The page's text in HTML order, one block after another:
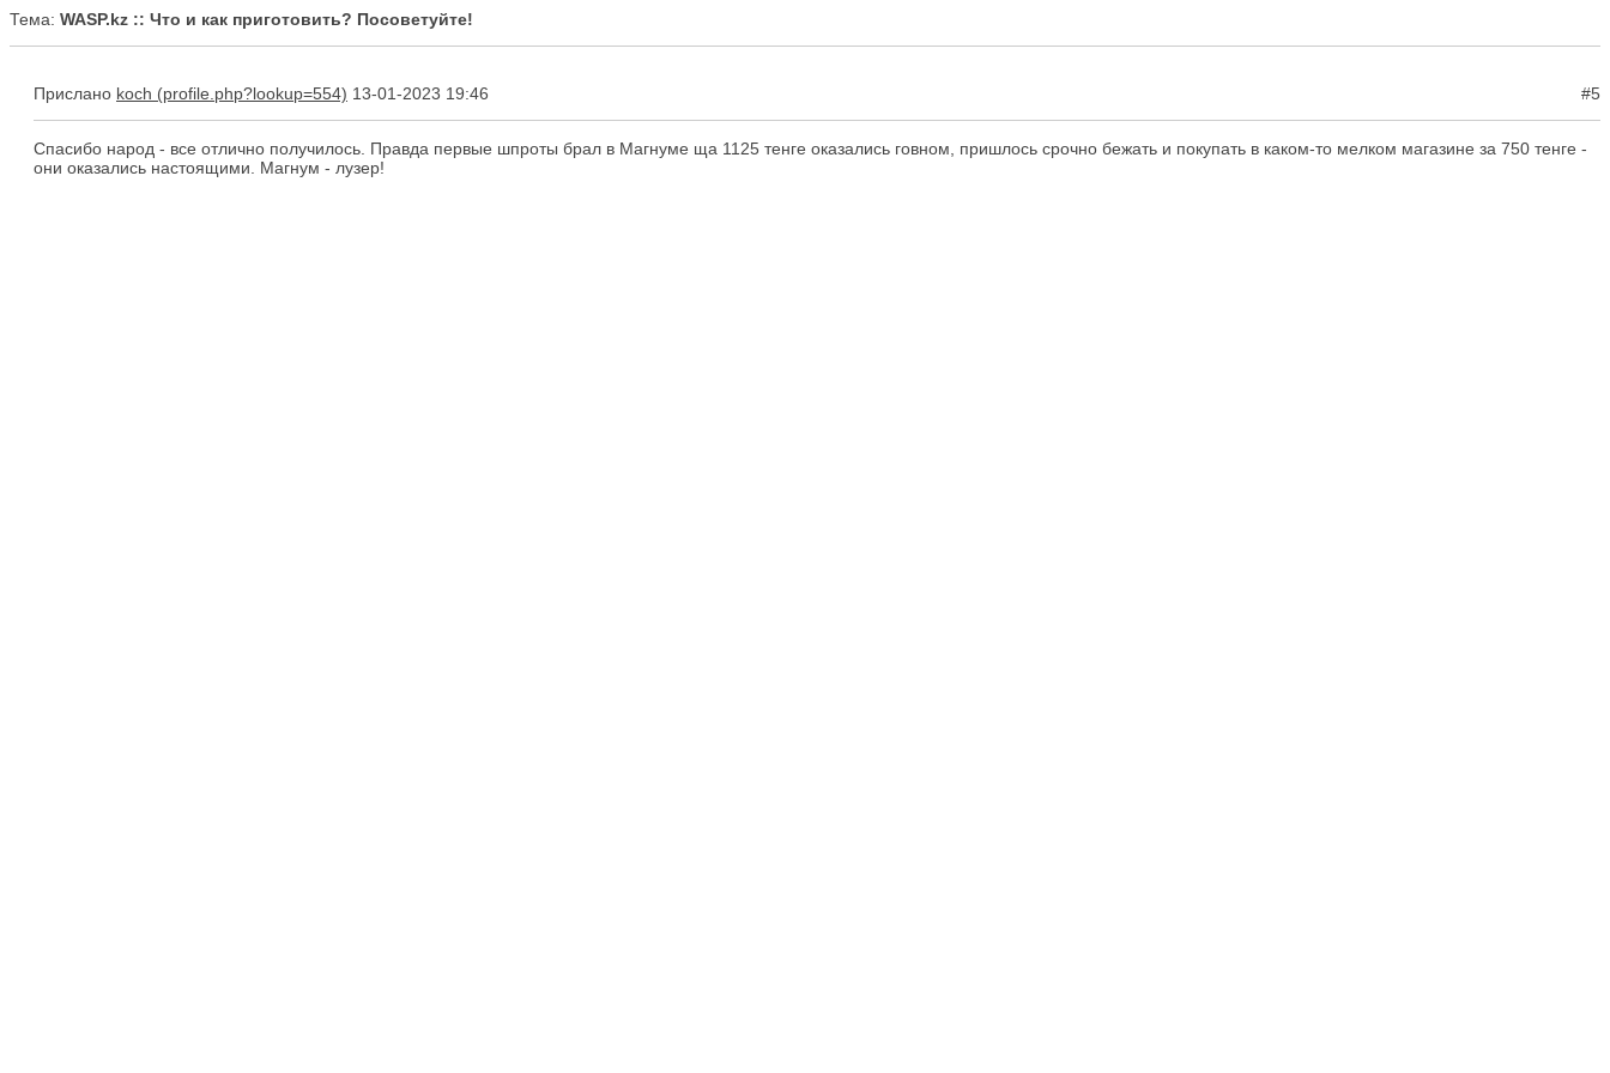
Тема: WASP.kz :: Что и как приготовить? Посоветуйте!
Прислано koch 13-01-2023 19:46 #5
Спасибо народ - все отлично получилось. Правда первые шпроты брал в Магнуме ща 1125 тенге оказались говном, пришлось срочно бежать и покупать в каком-то мелком магазине за 750 тенге -
они оказались настоящими. Магнум - лузер!